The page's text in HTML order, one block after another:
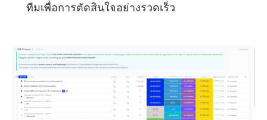
ทีมเพื่อการตัดสินใจอย่างรวดเร็ว